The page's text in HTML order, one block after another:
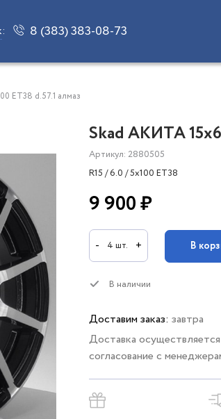
: 8 (383) 383-08-73
ET38 d.57.1 алмаз
Skad АКИТА
Артикул: 2880505
R15 / 6.0 / 5x100 ET38
9 900 ₽
- 4 шт. + В
В наличии
Доставим заказ: завтра
Доставка
согласование с